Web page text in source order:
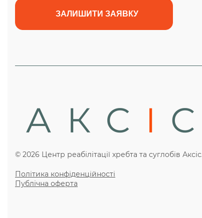
© 2026 Центр реабілітації хребта та суглобів Аксіс.
Політика конфіденційності
Публічна оферта